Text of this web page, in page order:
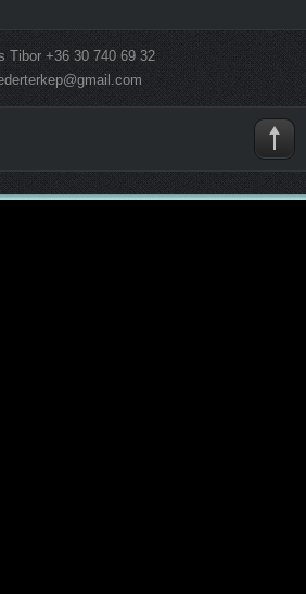
Tibor +36 30 740 69 32